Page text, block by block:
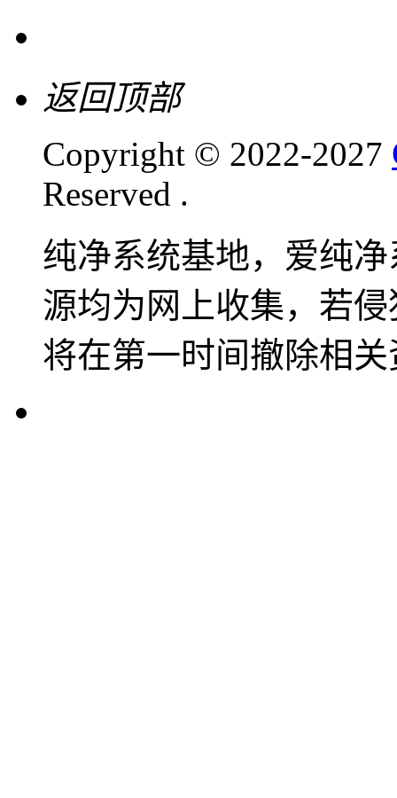
返回顶部
Copyright © 2022-2027
Reserved .
纯净系统基地，爱纯
源均为网上收集，若
将在第一时间撤除相